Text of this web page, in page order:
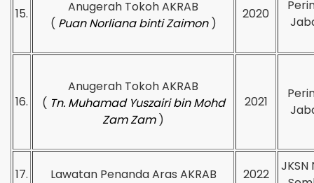
15.
Anugerah Tokoh AKRAB
( Puan Norliana binti Zaimon )
2020
16.
Anugerah Tokoh AKRAB
( Tn. Muhamad Yuszairi bin Mohd
Zam Zam )
2021
17. Lawatan Penanda Aras AKRAB 2022
JKSN